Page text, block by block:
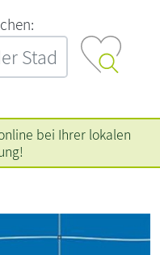
bei Ihrer lokalen